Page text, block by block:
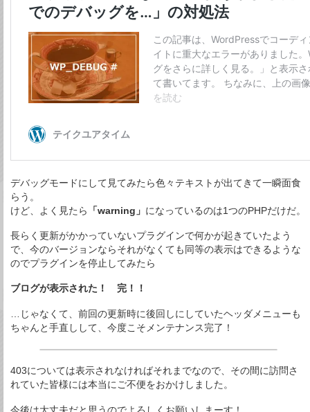
デバッグモードにして見てみたら色々テキストが出てきて一瞬面食
らう。
けど、よく見たら
「warning」 になっているのは1つのPHPだけだ。
長らく更新がかかっていないプラグインで何かが起きていたよう
で、今のバージョンならそれがなくても同等の表示はできるような
のでプラグインを停止してみたら
ブログが表示された！ 完！！
…じゃなくて、前回の更新時に後回しにしていたヘッダメニューも
ちゃんと手直しして、今度こそメンテナンス完了！
403については表示されなければそれまでなので、その間に訪問さ
れていた皆様には本当にご不便をおかけしました。